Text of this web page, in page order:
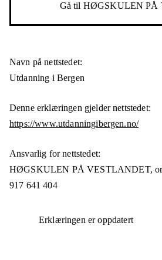
Gå til HØGSKULEN PÅ
Navn på nettstedet:
Utdanning i Bergen
Denne erklæringen gjelder nettstedet:
https://www.utdanningibergen.no/
Ansvarlig for nettstedet:
HØGSKULEN PÅ VESTLANDET,
917 641 404
Erklæringen er oppdatert